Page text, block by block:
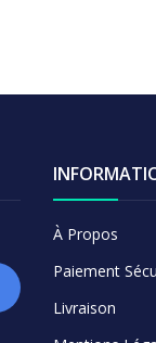
À Propos
Paiement
Livraison